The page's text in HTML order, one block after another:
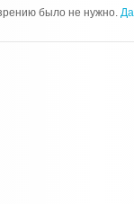
было не нужно.